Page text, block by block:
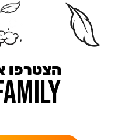
הצטרפו